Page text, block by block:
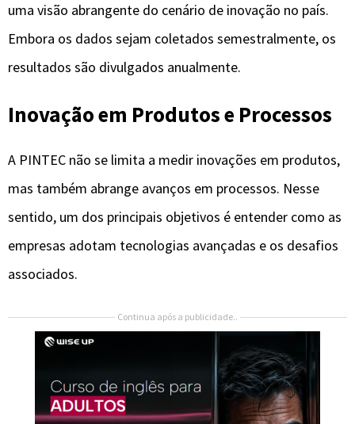
uma visão abrangente do cenário de inovação no país.
Embora os dados sejam coletados semestralmente, os
resultados são divulgados anualmente.
Inovação em Produtos e Processos
A PINTEC não se limita a medir inovações em produtos,
mas também abrange avanços em processos. Nesse
sentido, um dos principais objetivos é entender como as
empresas adotam tecnologias avançadas e os desafios
associados.
Continua após a publicidade..